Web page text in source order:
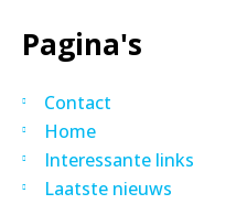
Pagina's
Contact
Home
Interessante links
Laatste nieuws